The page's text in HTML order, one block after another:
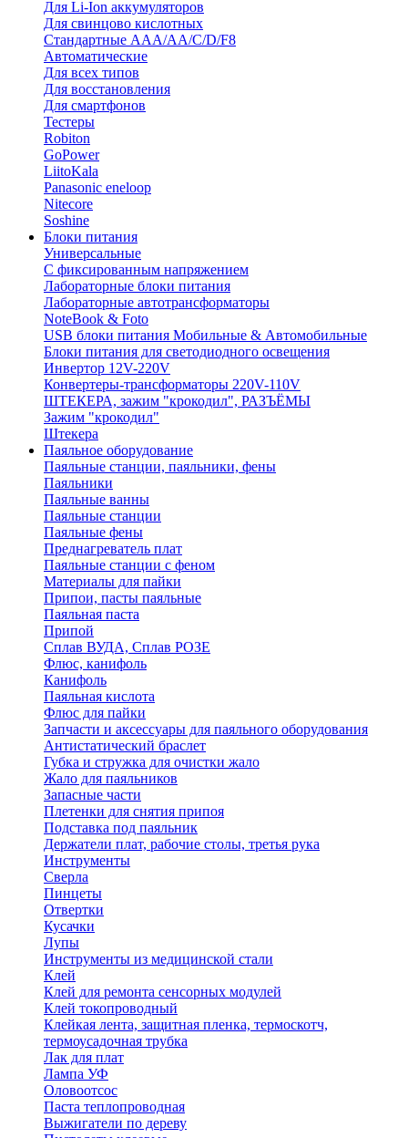
Для Li-Ion аккумуляторов
Для свинцово кислотных
Стандартные ААА/АА/С/D/F8
Автоматические
Для всех типов
Для восстановления
Для смартфонов
Тестеры
Robiton
GoPower
LiitoKala
Panasonic eneloop
Nitecore
Soshine
Блоки питания
Универсальные
C фиксированным напряжением
Лабораторные блоки питания
Лабораторные автотрансформаторы
NoteBook & Foto
USB блоки питания Мобильные & Автомобильные
Блоки питания для светодиодного освещения
Инвертор 12V-220V
Конвертеры-трансформаторы 220V-110V
ШТЕКЕРА, зажим "крокодил", РАЗЪЁМЫ
Зажим "крокодил"
Штекера
Паяльное оборудование
Паяльные станции, паяльники, фены
Паяльники
Паяльные ванны
Паяльные станции
Паяльные фены
Преднагреватель плат
Паяльные станции с феном
Материалы для пайки
Припои, пасты паяльные
Паяльная паста
Припой
Сплав ВУДА, Сплав РОЗЕ
Флюс, канифоль
Канифоль
Паяльная кислота
Флюс для пайки
Запчасти и аксессуары для паяльного оборудования
Антистатический браслет
Губка и стружка для очистки жало
Жало для паяльников
Запасные части
Плетенки для снятия припоя
Подставка под паяльник
Держатели плат, рабочие столы, третья рука
Инструменты
Сверла
Пинцеты
Отвертки
Кусачки
Лупы
Инструменты из медицинской стали
Клей
Клей для ремонта сенсорных модулей
Клей токопроводный
Клейкая лента, защитная пленка, термоскотч,
термоусадочная трубка
Лак для плат
Лампа УФ
Оловоотсос
Паста теплопроводная
Выжигатели по дереву